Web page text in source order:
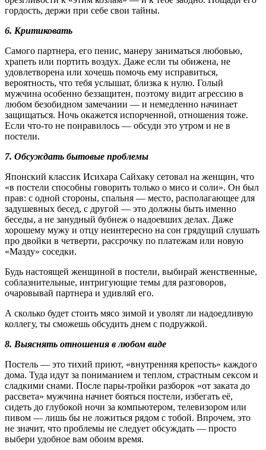
гордость, держи при себе свои тайны.
6. Критиковать
Самого партнера, его пенис, манеру заниматься любовью,
храпеть или портить воздух. Даже если ты обижена, не
удовлетворена или хочешь помочь ему исправиться,
вероятность, что тебя услышат, близка к нулю. Голый
мужчина особенно беззащитен, поэтому видит агрессию в
любом безобидном замечании — и немедленно начинает
защищаться. Ночь окажется испорченной, отношения тоже.
Если что-то не понравилось — обсуди это утром и не в
постели.
7. Обсуждать бытовые проблемы
Японский классик Исихара Сайхаку сетовал на женщин, что
«в постели способны говорить только о мисо и соли». Он был
прав: с одной стороны, спальня — место, располагающее для
задушевных бесед, с другой — это должны быть именно
беседы, а не занудный бубнеж о надоевших делах. Даже
хорошему мужу и отцу неинтересно на сон грядущий слушать
про двойки в четверти, рассрочку по платежам или новую
«Мазду» соседки.
Будь настоящей женщиной в постели, выбирай женственные,
соблазнительные, интригующие темы для разговоров,
очаровывай партнера и удивляй его.
А сколько будет стоить мясо зимой и уволят ли надоедливую
коллегу, ты сможешь обсудить днем с подружкой.
8. Выяснять отношения в любом виде
Постель — это тихий приют, «внутренняя крепость» каждого
дома. Туда идут за пониманием и теплом, страстным сексом и
сладкими снами. После пары-тройки разборок «от заката до
рассвета» мужчина начнет бояться постели, избегать её,
сидеть до глубокой ночи за компьютером, телевизором или
пивом — лишь бы не ложиться рядом с тобой. Впрочем, это
не значит, что проблемы не следует обсуждать — просто
выбери удобное вам обоим время.